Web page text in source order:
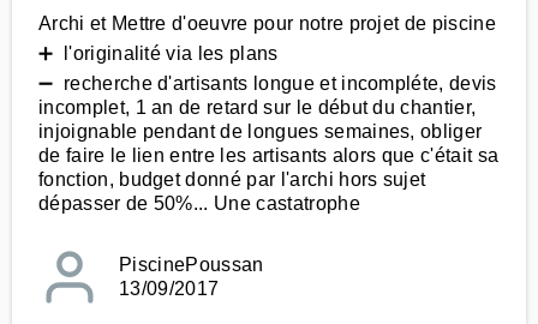
Archi et Mettre d'oeuvre pour notre projet de piscine
➕ l'originalité via les plans
➖ recherche d'artisants longue et incompléte, devis
incomplet, 1 an de retard sur le début du chantier,
injoignable pendant de longues semaines, obliger
de faire le lien entre les artisants alors que c'était sa
fonction, budget donné par l'archi hors sujet
dépasser de 50%... Une castatrophe
PiscinePoussan
13/09/2017